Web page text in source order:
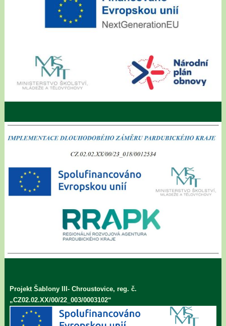
Projekt Šablony III- Chroustovice, reg. č.
„CZ02.02.XX/00/22_003/0003102“